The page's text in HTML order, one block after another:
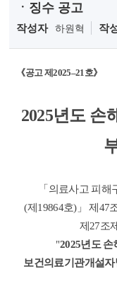
ㆍ징수 공고
작성자 하원혁 작
《공고 제2025–21호》
2025년도 손
「의료사고 피
(제19864호)」 제47
제27조
"2025년도
보건의료기관개설